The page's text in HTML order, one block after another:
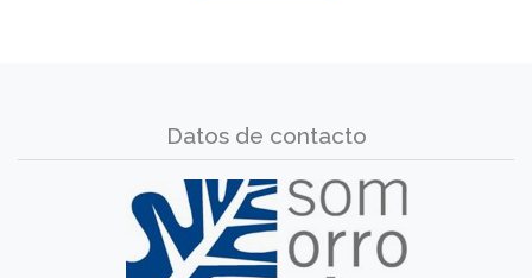
Datos de contacto